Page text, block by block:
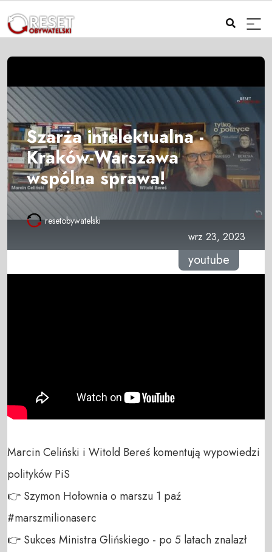
Szarża intelektualna -
Kraków-Warszawa
wspólna sprawa!
resetobywatelski
wrz 23, 2023
youtube
Marcin Celiński i Witold Bereś komentują wypowiedzi
polityków PiS
👉 Szymon Hołownia o marszu 1 paź
#marszmilionaserc
👉 Sukces Ministra Glińskiego - po 5 latach znalazł